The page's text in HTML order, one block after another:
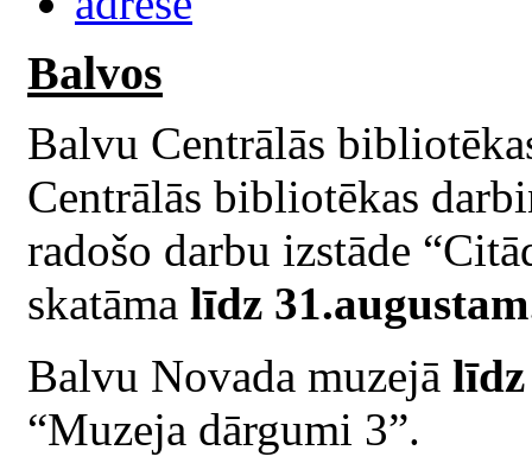
Balvos
Balvu Centrālās
Centrālās bibliotēkas
radošo darbu izstāde
skatāma līdz 31.augustam
Balvu Novada muzejā
“Muzeja dārgumi 3”.